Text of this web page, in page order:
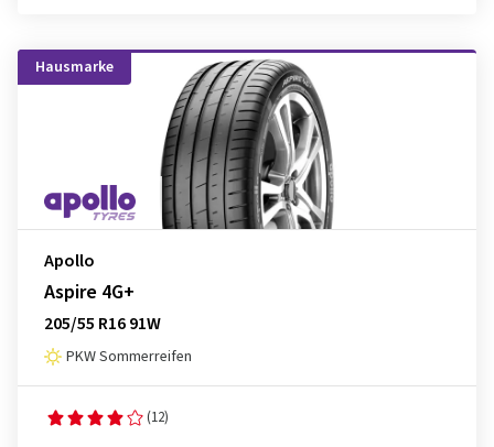
Hausmarke
Apollo
Aspire 4G+
205/55 R16 91W
PKW Sommerreifen
(12)